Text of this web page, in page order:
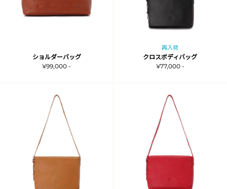
ショルダーバッグ
¥99,000 -
再入荷
クロスボディバッグ
¥77,000 -